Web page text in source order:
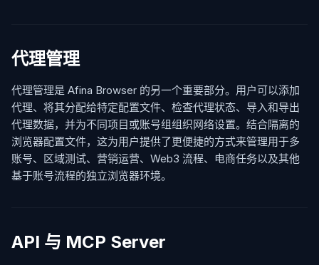
代理管理
代理管理是 Afina Browser 的另一个重要部分。用户可以添加
代理、将其分配给特定配置文件、检查代理状态、导入和导出
代理数据，并为不同项目或账号组组织网络设置。结合隔离的
浏览器配置文件，这为用户提供了更便捷的方式来管理用于多
账号、区域测试、营销运营、Web3 流程、电商任务以及其他
基于账号流程的独立浏览器环境。
API 与 MCP Server